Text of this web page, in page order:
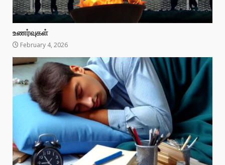
உணர்வுகள்
February 4, 2026